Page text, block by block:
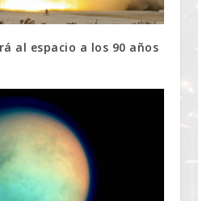
al espacio a los 90 años